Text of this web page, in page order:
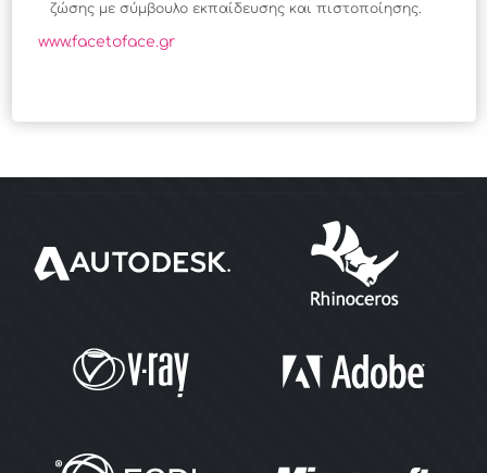
ζώσης με σύμβουλο εκπαίδευσης και πιστοποίησης.
www.facetoface.gr